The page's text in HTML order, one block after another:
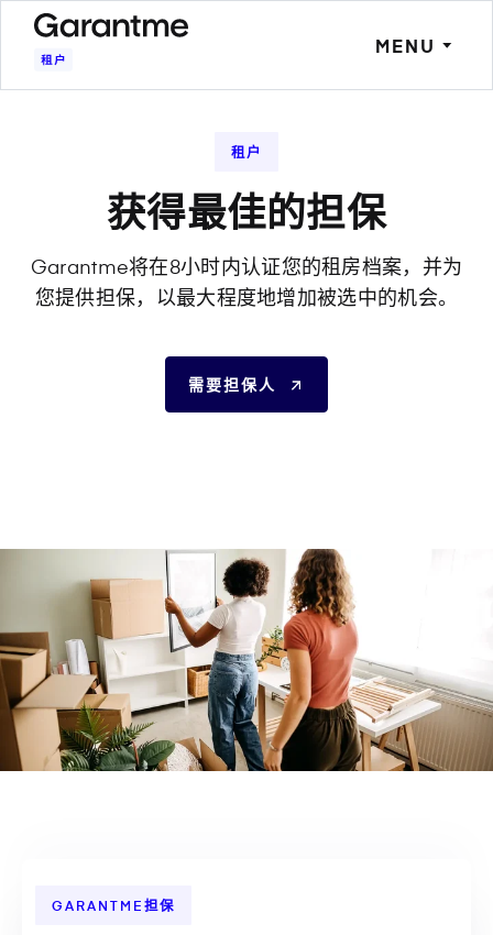
MENU
租户
获得最佳的担保
Garantme将在8小时内认证您的租房档案，并为
您提供担保，以最大程度地增加被选中的机会。
需要担保人
GARANTME担保